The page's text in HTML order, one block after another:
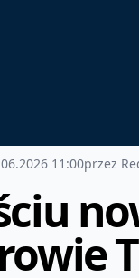
11:00przez